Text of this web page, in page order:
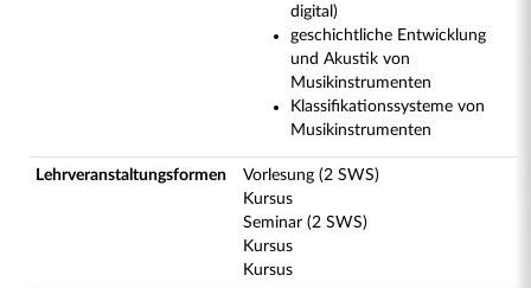
digital)
geschichtliche Entwicklung
und Akustik von
Musikinstrumenten
Klassifikationssysteme von
Musikinstrumenten
Lehrveranstaltungsformen
Vorlesung (2 SWS)
Kursus
Seminar (2 SWS)
Kursus
Kursus